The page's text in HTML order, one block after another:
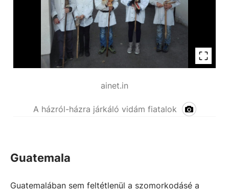
ainet.in
A házról-házra járkáló vidám fiatalok
Guatemala
Guatemalában sem feltétlenül a szomorkodásé a